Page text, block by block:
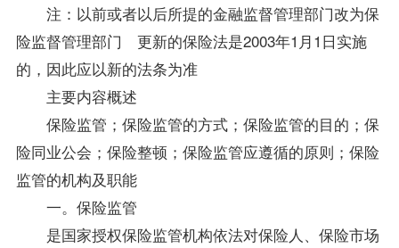
注：以前或者以后所提的金融监督管理部门改为保
险监督管理部门 更新的保险法是2003年1月1日实施
的，因此应以新的法条为准
主要内容概述
保险监管；保险监管的方式；保险监管的目的；保
险同业公会；保险整顿；保险监管应遵循的原则；保险
监管的机构及职能
一。保险监管
是国家授权保险监管机构依法对保险人、保险市场